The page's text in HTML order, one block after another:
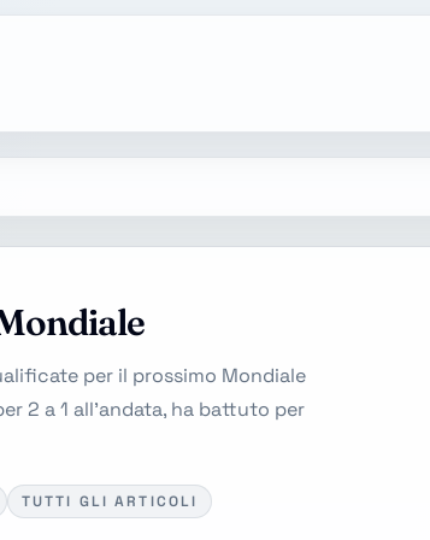
per il prossimo Mondiale
2 a 1 all'andata, ha battuto per
TUTTI GLI ARTICOLI